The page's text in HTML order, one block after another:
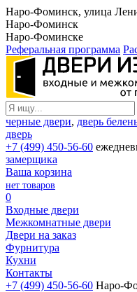
Наро-Фоминск, улица
Наро-Фоминск
Наро-Фоминске
Реферальная программа
черные двери, дверь
дверь
+7 (499) 450-56-60
замерщика
Ваша корзина
нет товаров
0
Входные двери
Межкомнатные двери
Двери на заказ
Фурнитура
Кухни
Контакты
+7 (499) 450-56-60 Наро-